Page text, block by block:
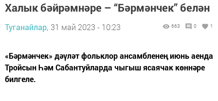
Халык бәйрәмнәре – “Бәрмәнчек” белән
Туганайлар, 31 май 2023 - 10:23 663 0 1
«Бәрмәнчек» дәүләт фольклор ансамбленең июнь аенда
Тройсын Һәм Сабантуйларда чыгыш ясаячак көннәре
билгеле.